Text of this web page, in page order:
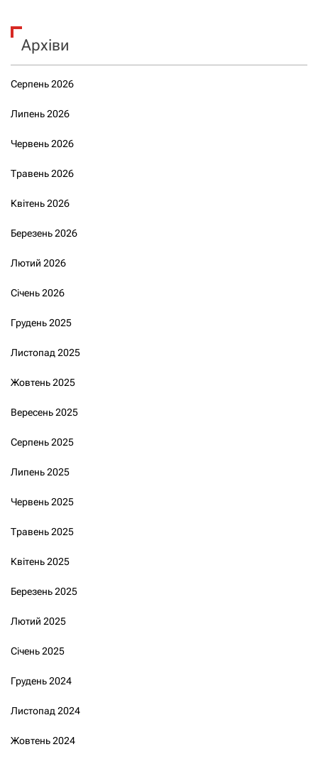
Архіви
Серпень 2026
Липень 2026
Червень 2026
Травень 2026
Квітень 2026
Березень 2026
Лютий 2026
Січень 2026
Грудень 2025
Листопад 2025
Жовтень 2025
Вересень 2025
Серпень 2025
Липень 2025
Червень 2025
Травень 2025
Квітень 2025
Березень 2025
Лютий 2025
Січень 2025
Грудень 2024
Листопад 2024
Жовтень 2024